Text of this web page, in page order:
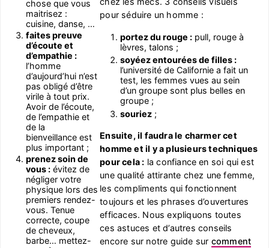
chose que vous
maitrisez :
cuisine, danse, …
faites preuve
d’écoute et
d’empathie :
l’homme
d’aujourd’hui n’est
pas obligé d’être
virile à tout prix.
Avoir de l’écoute,
de l’empathie et
de la
bienveillance est
plus important ;
prenez soin de
vous :évitez de
négliger votre
physique lors des
premiers rendez-
vous. Tenue
correcte, coupe
de cheveux,
barbe… mettez-
pour séduire un homme :
portez du rouge : pull, rouge à
lèvres, talons ;
soyéez entourées de filles :
l’université de Californie a fait un
test, les femmes vues au sein
d’un groupe sont plus belles en
groupe ;
souriez ;
Ensuite, il faudra le charmer cet
homme et il y a plusieurs techniques
pour cela : la confiance en soi qui est
une qualité attirante chez une femme,
les compliments qui fonctionnent
toujours et les phrases d’ouvertures
efficaces. Nous expliquons toutes
ces astuces et d’autres conseils
encore sur notre guide sur comment